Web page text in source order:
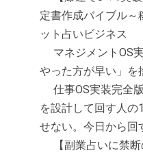
定書作成バイブル～
ット占いビジネス
マネジメントOS
やった方が早い」を
仕事OS実装完全
を設計して回す人の
せない。今日から回
【副業占いに禁